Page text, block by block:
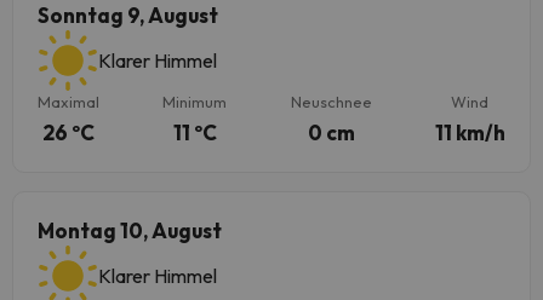
Sonntag 9, August
Klarer Himmel
Maximal
26 ºC
Minimum
11 ºC
Neuschnee
0 cm
Wind
11 km/h
Montag 10, August
Klarer Himmel